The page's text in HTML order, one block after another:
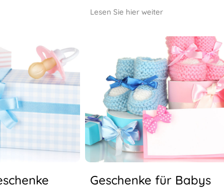
Lesen Sie hier weiter
Geschenke für Babys